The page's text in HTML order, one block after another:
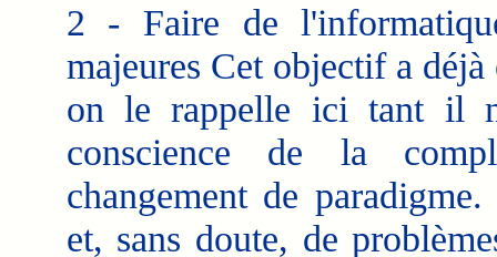
2 - Faire de
majeures Cet objectif a
on le rappelle ici tant il
conscience de la
changement de
et, sans doute, de